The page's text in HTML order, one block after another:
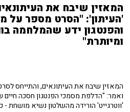
המאזין שיבח את
'העיתון': "הסרט מספר על
והפנטגון ידע שהמלחמה
ומיותרת"
המאזין שיבח את העיתונאים, והתייחס
ואמר: "הדלפת מסמכי הפנטגון חסכה
'ווטרגייט' הורידה מהשלטון נשיא מושחת -